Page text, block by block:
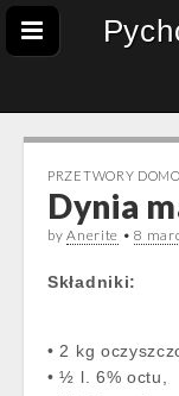
PRZETWORY
Dynia
byAnerite •8
Składniki:
• 2 kg
• ½ l. 6% octu,